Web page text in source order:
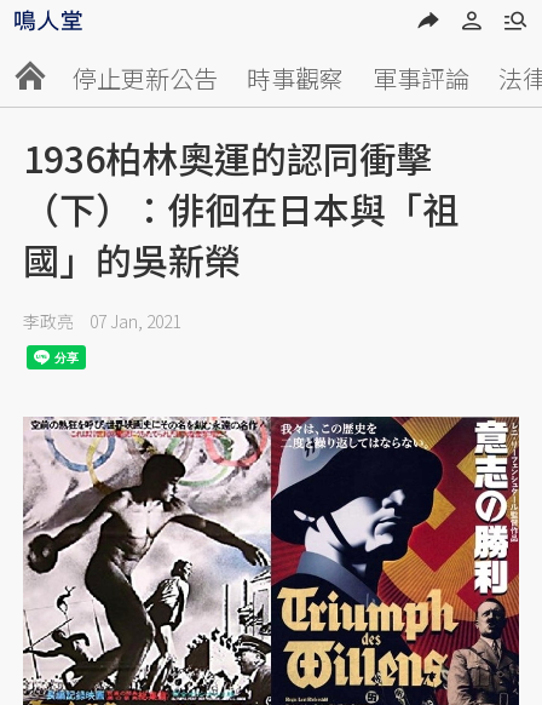
停止更新公告 時事觀察 軍事評論 法
1936柏林奧運的認同衝擊
（下）：俳徊在日本與「祖
國」的吳新榮
李政亮 07 Jan, 2021